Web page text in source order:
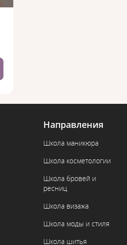
Направления
Школа маникюра
Школа косметологии
Школа бровей и
ресниц
Школа визажа
Школа моды и стиля
Школа шитья